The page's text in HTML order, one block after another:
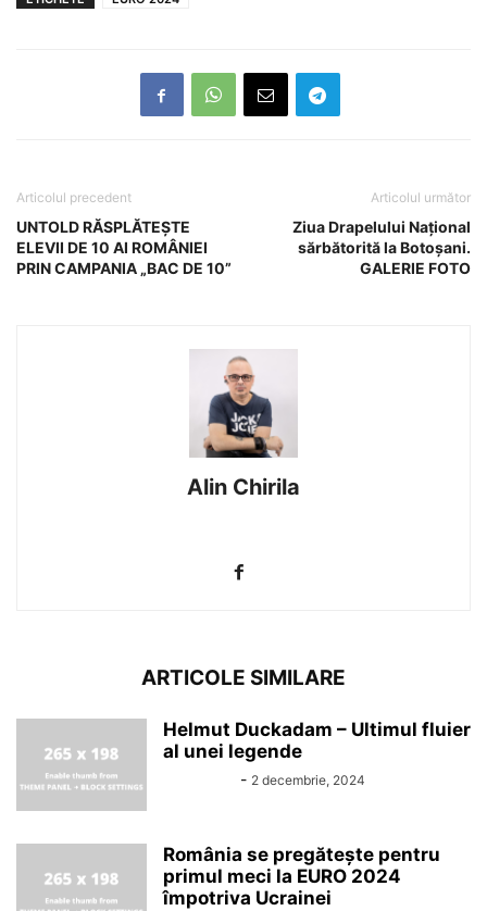
Articolul precedent
UNTOLD RĂSPLĂTEȘTE
ELEVII DE 10 AI ROMÂNIEI
PRIN CAMPANIA „BAC DE 10”
Articolul următor
Ziua Drapelului Național
sărbătorită la Botoșani.
GALERIE FOTO
Alin Chirila
ARTICOLE SIMILARE
Helmut Duckadam – Ultimul fluier
al unei legende
- 2 decembrie, 2024
România se pregătește pentru
primul meci la EURO 2024
împotriva Ucrainei